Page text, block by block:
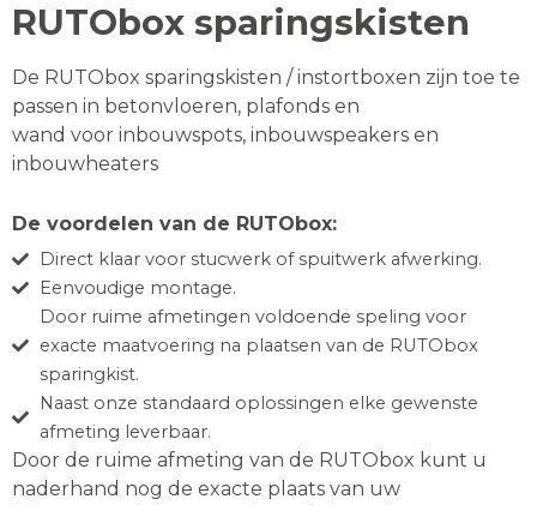
RUTObox sparingskisten
De RUTObox sparingskisten / instortboxen zijn toe te
passen in betonvloeren, plafonds en
wand voor inbouwspots, inbouwspeakers en
inbouwheaters
De voordelen van de RUTObox:
Direct klaar voor stucwerk of spuitwerk afwerking.
Eenvoudige montage.
Door ruime afmetingen voldoende speling voor
exacte maatvoering na plaatsen van de RUTObox
sparingkist.
Naast onze standaard oplossingen elke gewenste
afmeting leverbaar.
Door de ruime afmeting van de RUTObox kunt u
naderhand nog de exacte plaats van uw